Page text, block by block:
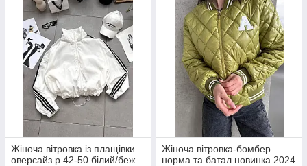
Жіноча вітровка із плащівки
оверсайз р.42-50 білий/беж
Жіноча вітровка-бомбер
норма та батал новинка 2024